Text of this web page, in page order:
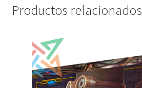
Productos relacionados